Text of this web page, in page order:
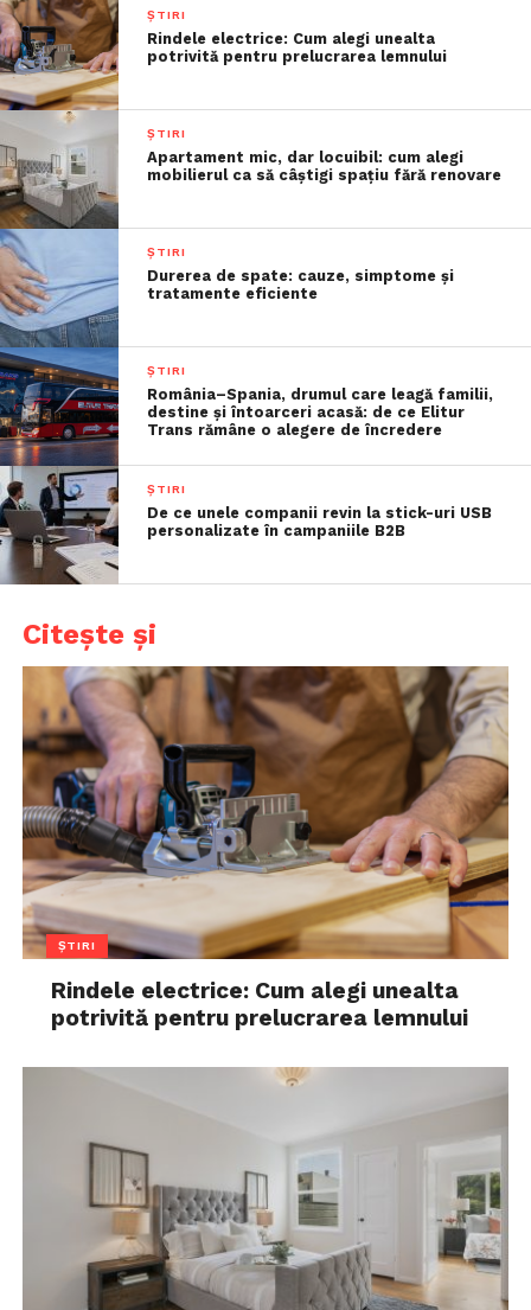
ȘTIRI
Rindele electrice: Cum alegi unealta
potrivită pentru prelucrarea lemnului
ȘTIRI
Apartament mic, dar locuibil: cum alegi
mobilierul ca să câștigi spațiu fără renovare
ȘTIRI
Durerea de spate: cauze, simptome și
tratamente eficiente
ȘTIRI
România–Spania, drumul care leagă familii,
destine și întoarceri acasă: de ce Elitur
Trans rămâne o alegere de încredere
ȘTIRI
De ce unele companii revin la stick-uri USB
personalizate în campaniile B2B
Citește și
ȘTIRI
Rindele electrice: Cum alegi unealta
potrivită pentru prelucrarea lemnului